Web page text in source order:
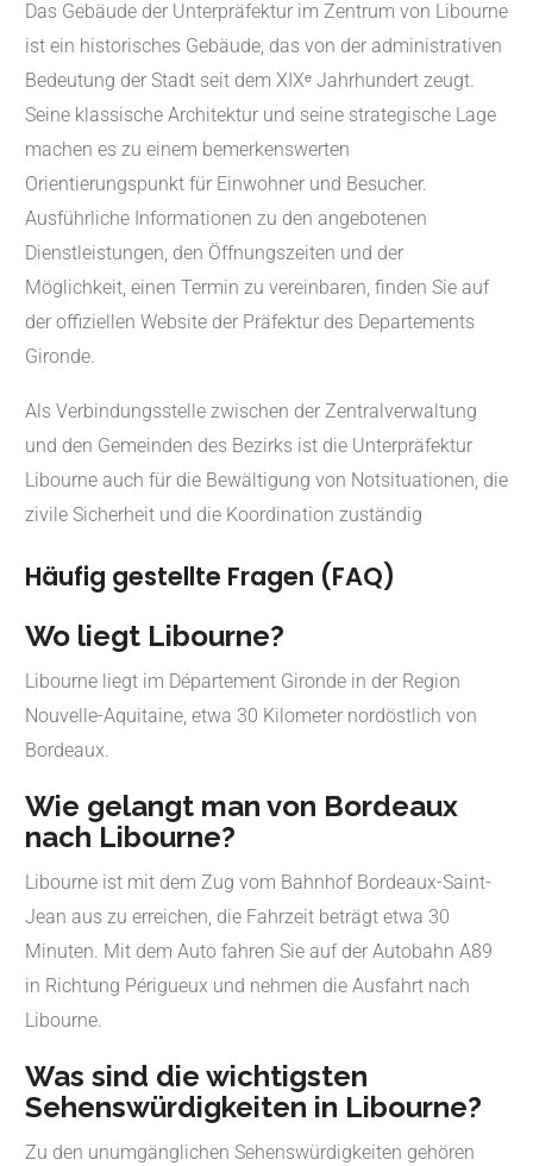
Das Gebäude der Unterpräfektur im Zentrum von Libourne
ist ein historisches Gebäude, das von der administrativen
Bedeutung der Stadt seit dem XIXᵉ Jahrhundert zeugt.
Seine klassische Architektur und seine strategische Lage
machen es zu einem bemerkenswerten
Orientierungspunkt für Einwohner und Besucher.
Ausführliche Informationen zu den angebotenen
Dienstleistungen, den Öffnungszeiten und der
Möglichkeit, einen Termin zu vereinbaren, finden Sie auf
der offiziellen Website der Präfektur des Departements
Gironde.
Als Verbindungsstelle zwischen der Zentralverwaltung
und den Gemeinden des Bezirks ist die Unterpräfektur
Libourne auch für die Bewältigung von Notsituationen, die
zivile Sicherheit und die Koordination zuständig
Häufig gestellte Fragen (FAQ)
Wo liegt Libourne?
Libourne liegt im Département Gironde in der Region
Nouvelle-Aquitaine, etwa 30 Kilometer nordöstlich von
Bordeaux.
Wie gelangt man von Bordeaux
nach Libourne?
Libourne ist mit dem Zug vom Bahnhof Bordeaux-Saint-
Jean aus zu erreichen, die Fahrzeit beträgt etwa 30
Minuten. Mit dem Auto fahren Sie auf der Autobahn A89
in Richtung Périgueux und nehmen die Ausfahrt nach
Libourne.
Was sind die wichtigsten
Sehenswürdigkeiten in Libourne?
Zu den unumgänglichen Sehenswürdigkeiten gehören